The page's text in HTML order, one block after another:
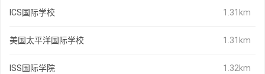
ICS国际学校 1.31km
美国太平洋国际学校 1.31km
ISS国际学院 1.32km